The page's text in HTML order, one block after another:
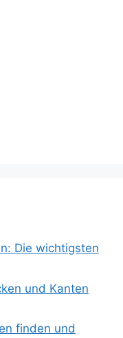
Die wichtigsten
und Kanten
finden und